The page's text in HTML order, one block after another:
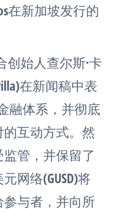
在新加坡发行的
创始人查尔斯·卡
在新闻稿中表
融体系，并彻底
互动方式。然
管，并保留了
网络(GUSD)将
与者，并向所